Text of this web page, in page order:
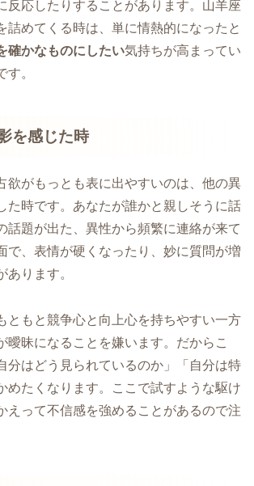
反応したりすることがあります。山羊座
詰めてくる時は、単に情熱的になったと
確かなものにしたい気持ちが高まってい
す。
を感じた時
欲がもっとも表に出やすいのは、他の異
た時です。あなたが誰かと親しそうに話
話題が出た、異性から頻繁に連絡が来て
で、表情が硬くなったり、妙に質問が増
あります。
ともと競争心と向上心を持ちやすい一方
曖昧になることを嫌います。だからこ
分はどう見られているのか」「自分は特
めたくなります。ここで試すような駆け
えって不信感を強めることがあるので注